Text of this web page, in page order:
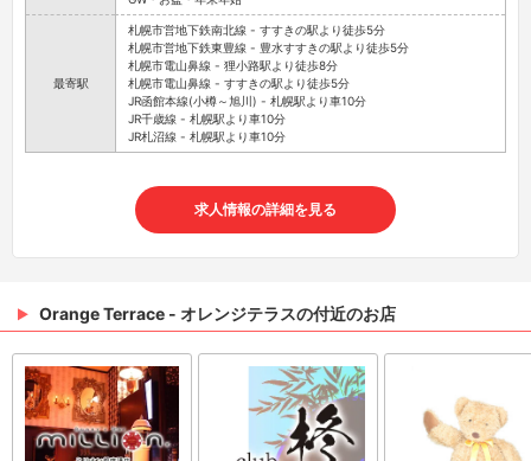
最寄駅
札幌市営地下鉄南北線 - すすきの駅より徒歩5分
札幌市営地下鉄東豊線 - 豊水すすきの駅より徒歩5分
札幌市電山鼻線 - 狸小路駅より徒歩8分
札幌市電山鼻線 - すすきの駅より徒歩5分
JR函館本線(小樽～旭川) - 札幌駅より車10分
JR千歳線 - 札幌駅より車10分
JR札沼線 - 札幌駅より車10分
求人情報の詳細を見る
Orange Terrace - オレンジテラスの付近のお店